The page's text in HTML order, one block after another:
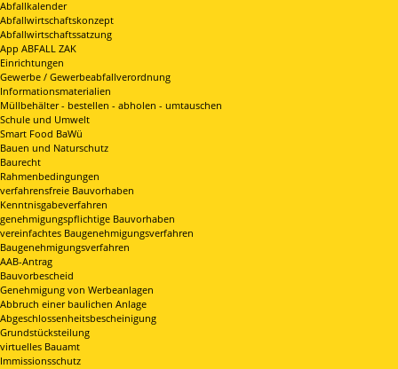
Abfallkalender
Abfallwirtschaftskonzept
Abfallwirtschaftssatzung
App ABFALL ZAK
Einrichtungen
Gewerbe / Gewerbeabfallverordnung
Informationsmaterialien
Müllbehälter - bestellen - abholen - umtauschen
Schule und Umwelt
Smart Food BaWü
Bauen und Naturschutz
Baurecht
Rahmenbedingungen
verfahrensfreie Bauvorhaben
Kenntnisgabeverfahren
genehmigungspflichtige Bauvorhaben
vereinfachtes Baugenehmigungsverfahren
Baugenehmigungsverfahren
AAB-Antrag
Bauvorbescheid
Genehmigung von Werbeanlagen
Abbruch einer baulichen Anlage
Abgeschlossenheitsbescheinigung
Grundstücksteilung
virtuelles Bauamt
Immissionsschutz